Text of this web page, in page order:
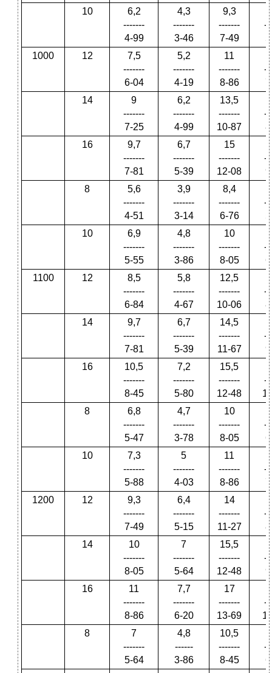
10
6,2
-------
4-99
4,3
-------
3-46
9,3
-------
7-49
1000
12
7,5
-------
6-04
5,2
-------
4-19
11
-------
8-86
14
9
-------
7-25
6,2
-------
4-99
13,5
-------
10-87
16
9,7
-------
7-81
6,7
-------
5-39
15
-------
12-08
8
5,6
-------
4-51
3,9
-------
3-14
8,4
-------
6-76
10
6,9
-------
5-55
4,8
-------
3-86
10
-------
8-05
1100
12
8,5
-------
6-84
5,8
-------
4-67
12,5
-------
10-06
14
9,7
-------
7-81
6,7
-------
5-39
14,5
-------
11-67
16
10,5
-------
8-45
7,2
-------
5-80
15,5
-------
12-48
8
6,8
-------
5-47
4,7
-------
3-78
10
-------
8-05
10
7,3
-------
5-88
5
-------
4-03
11
-------
8-86
1200
12
9,3
-------
7-49
6,4
-------
5-15
14
-------
11-27
14
10
-------
8-05
7
-------
5-64
15,5
-------
12-48
16
11
-------
8-86
7,7
-------
6-20
17
-------
13-69
8
7
-------
5-64
4,8
------
3-86
10,5
-------
8-45